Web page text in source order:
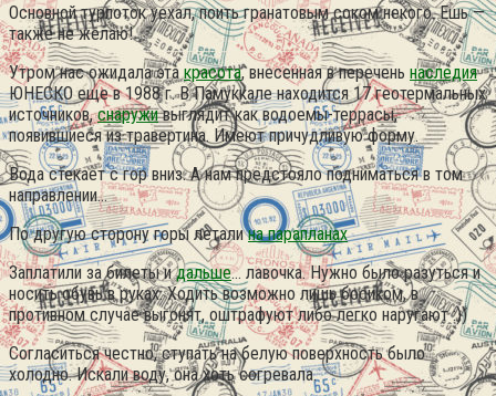
Основной турпоток уехал, поить гранатовым соком некого. Ешь —
также не желаю!
Утром нас ожидала этакрасота, внесенная в перечень наследия
ЮНЕСКО еще в 1988 г. В Памуккале находится 17 геотермальных
источников,снаруживыглядит как водоемы-террасы,
появившиеся из травертина. Имеют причудливую форму.
Вода стекает с гор вниз. А нам предстояло подниматься в том
направлении…
По другую сторону горы леталина парапланах
Заплатили за билеты идальше… лавочка. Нужно было разуться и
носить обувь в руках. Ходить возможно лишь босиком, в
противном случае выгонят, оштрафуют либо легко наругают :))
Согласиться честно, ступать на белую поверхность было
холодно. Искали воду, она хоть согревала.